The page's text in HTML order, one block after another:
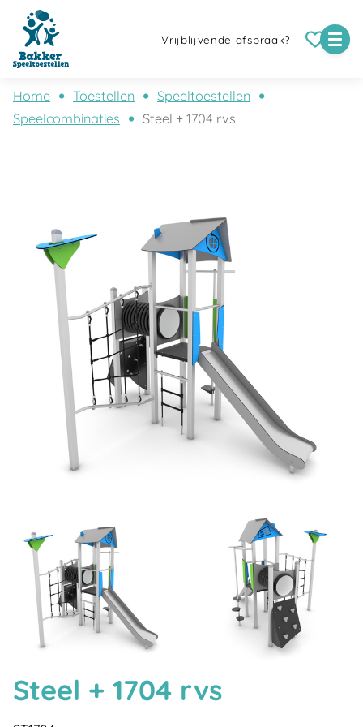
Vrijblijvende afspraak?
Home Toestellen
Speeltoestellen
Speelcombinaties
Steel + 1704 rvs
Steel + 1704 rvs